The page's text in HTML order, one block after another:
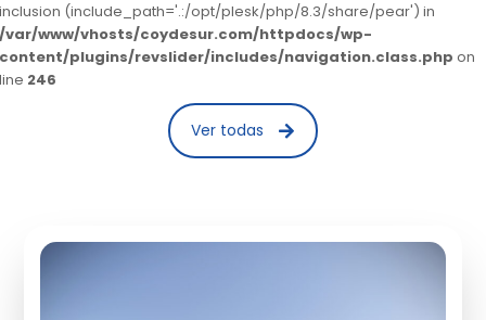
inclusion (include_path='.:/opt/plesk/php/8.3/share/pear') in
/var/www/vhosts/coydesur.com/httpdocs/wp-
content/plugins/revslider/includes/navigation.class.php on
line 246
Ver todas